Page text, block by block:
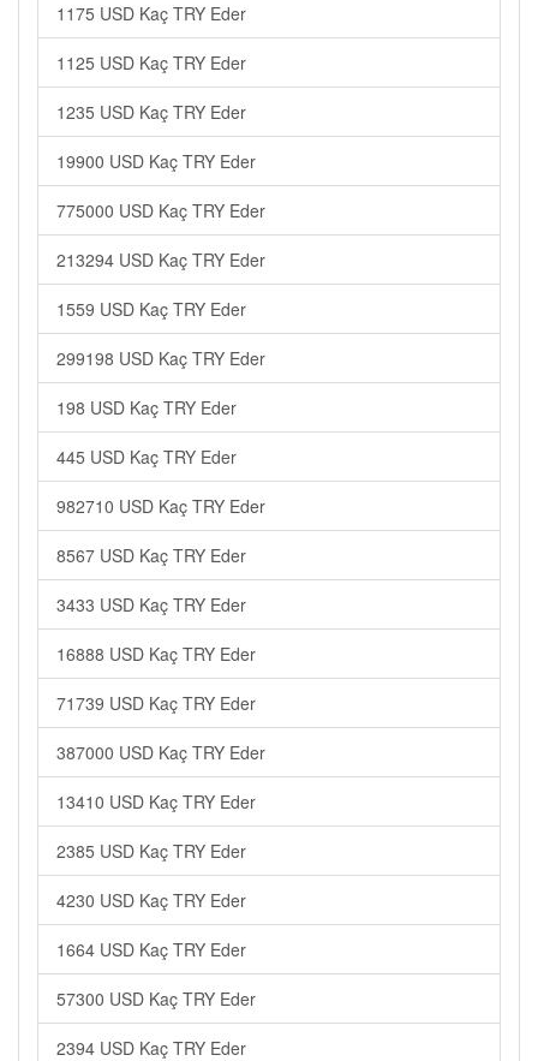
1175 USD Kaç TRY Eder
1125 USD Kaç TRY Eder
1235 USD Kaç TRY Eder
19900 USD Kaç TRY Eder
775000 USD Kaç TRY Eder
213294 USD Kaç TRY Eder
1559 USD Kaç TRY Eder
299198 USD Kaç TRY Eder
198 USD Kaç TRY Eder
445 USD Kaç TRY Eder
982710 USD Kaç TRY Eder
8567 USD Kaç TRY Eder
3433 USD Kaç TRY Eder
16888 USD Kaç TRY Eder
71739 USD Kaç TRY Eder
387000 USD Kaç TRY Eder
13410 USD Kaç TRY Eder
2385 USD Kaç TRY Eder
4230 USD Kaç TRY Eder
1664 USD Kaç TRY Eder
57300 USD Kaç TRY Eder
2394 USD Kaç TRY Eder